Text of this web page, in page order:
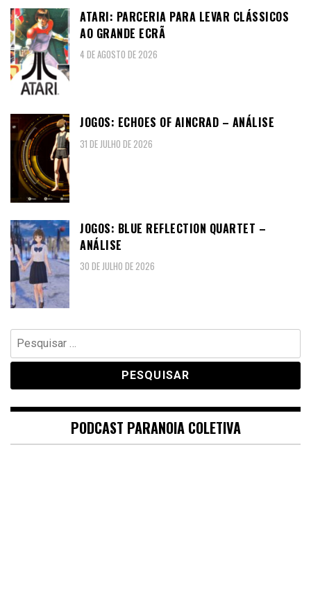
ATARI: PARCERIA PARA LEVAR CLÁSSICOS
AO GRANDE ECRÃ
4 DE AGOSTO DE 2026
JOGOS: ECHOES OF AINCRAD – ANÁLISE
31 DE JULHO DE 2026
JOGOS: BLUE REFLECTION QUARTET –
ANÁLISE
30 DE JULHO DE 2026
Pesquisar
por:
PODCAST PARANOIA COLETIVA